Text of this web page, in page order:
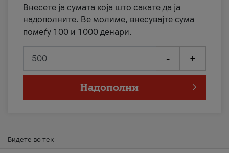
Внесете ја сумата која што сакате да ја
надополните. Ве молиме, внесувајте сума
помеѓу 100 и 1000 денари.
- +
Надополни
Бидете во тек